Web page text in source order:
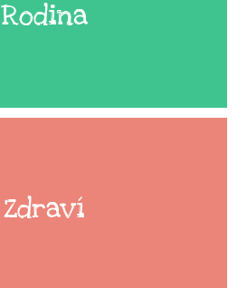
Rodina
Zdraví